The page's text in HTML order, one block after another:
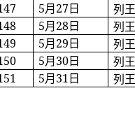
5月27日
列
5月28日
列
5月29日
列
5月30日
列
5月31日 列